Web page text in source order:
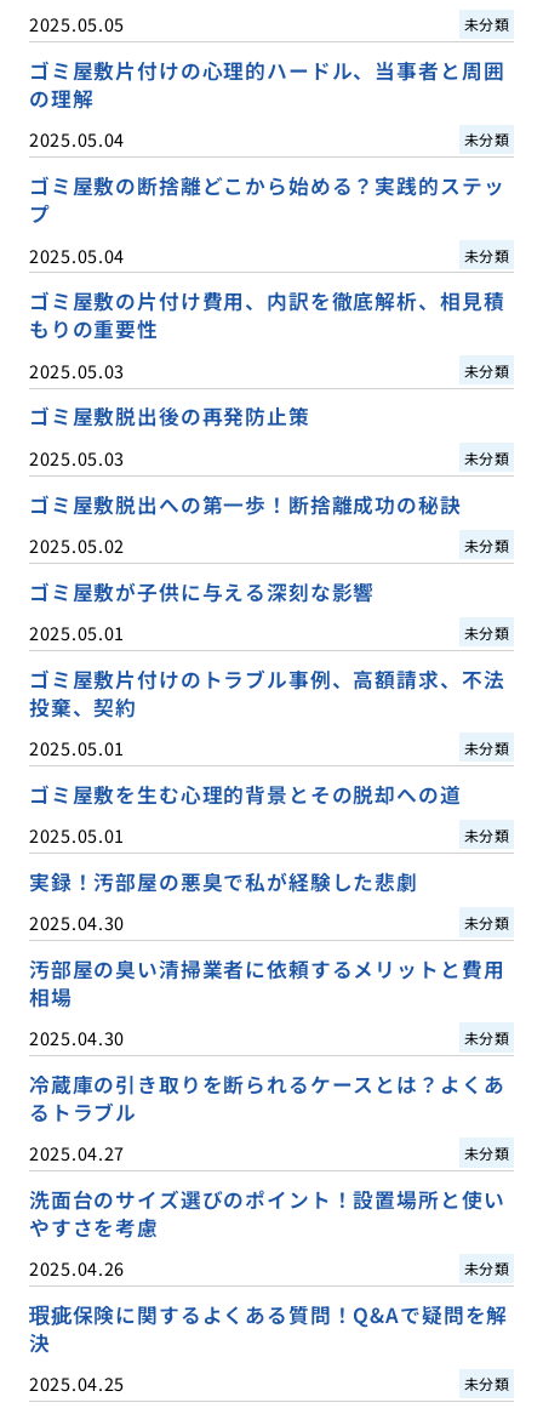
2025.05.05 未分類
ゴミ屋敷片付けの心理的ハードル、当事者と周囲
の理解
2025.05.04 未分類
ゴミ屋敷の断捨離どこから始める？実践的ステッ
プ
2025.05.04 未分類
ゴミ屋敷の片付け費用、内訳を徹底解析、相見積
もりの重要性
2025.05.03 未分類
ゴミ屋敷脱出後の再発防止策
2025.05.03 未分類
ゴミ屋敷脱出への第一歩！断捨離成功の秘訣
2025.05.02 未分類
ゴミ屋敷が子供に与える深刻な影響
2025.05.01 未分類
ゴミ屋敷片付けのトラブル事例、高額請求、不法
投棄、契約
2025.05.01 未分類
ゴミ屋敷を生む心理的背景とその脱却への道
2025.05.01 未分類
実録！汚部屋の悪臭で私が経験した悲劇
2025.04.30 未分類
汚部屋の臭い清掃業者に依頼するメリットと費用
相場
2025.04.30 未分類
冷蔵庫の引き取りを断られるケースとは？よくあ
るトラブル
2025.04.27 未分類
洗面台のサイズ選びのポイント！設置場所と使い
やすさを考慮
2025.04.26 未分類
瑕疵保険に関するよくある質問！Q&Aで疑問を解
決
2025.04.25 未分類